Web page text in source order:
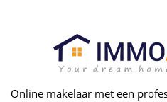
Online makelaar met een